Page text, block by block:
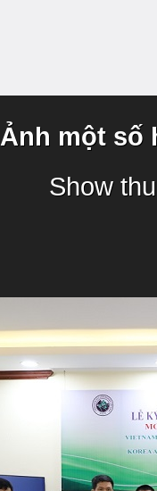
Ảnh một số
Show